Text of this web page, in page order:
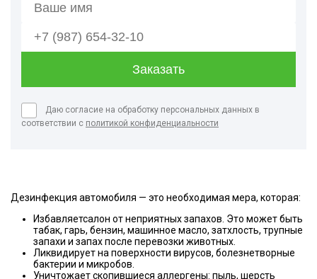
Даю согласие на обработку персональных данных в
соответствии с политикой конфиденциальности
Дезинфекция автомобиля — это необходимая мера, которая:
Избавляетсалон от неприятных запахов. Это может быть
табак, гарь, бензин, машинное масло, затхлость, трупные
запахи и запах после перевозки животных.
Ликвидирует на поверхности вирусов, болезнетворные
бактерии и микробов.
Уничтожает скопившиеся аллергены: пыль, шерсть